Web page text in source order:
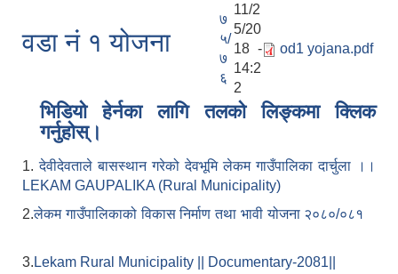
वडा नं १ योजना
७
५/
७
६
11/2
5/20
18 -
14:2
2
od1 yojana.pdf
भिडियो हेर्नका लागि तलको लिङ्कमा क्लिक
गर्नुहोस्।
1.देवीदेवताले बासस्थान गरेको देवभूमि लेकम गाउँपालिका दार्चुला ।।
LEKAM GAUPALIKA (Rural Municipality)
2.लेकम गाउँपालिकाको विकास निर्माण तथा भावी योजना २०८०/०८१
3. Lekam Rural Municipality || Documentary-2081||